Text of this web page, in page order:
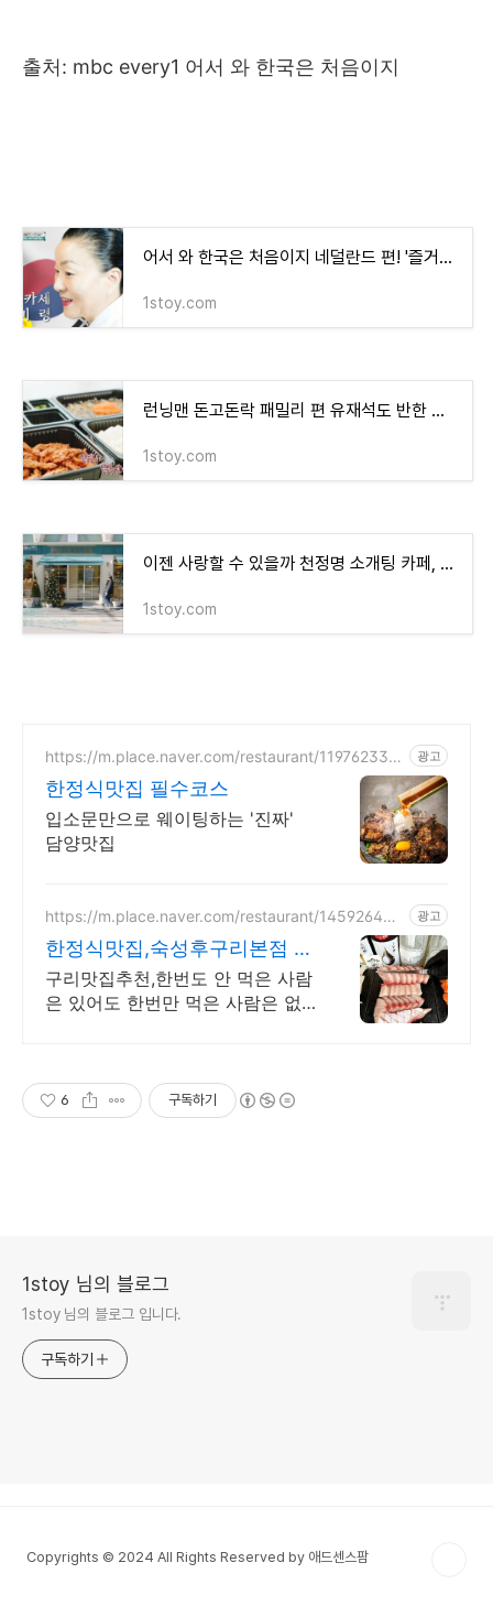
출처: mbc every1 어서 와 한국은 처음이지
어서 와 한국은 처음이지 네덜란드 편! '즐거운 술상'에서 맛보는 이모카세 한 상
1stoy.com
런닝맨 돈고돈락 패밀리 편 유재석도 반한 닭발집, 마탱이 닭발 방학점
1stoy.com
이젠 사랑할 수 있을까 천정명 소개팅 카페, 강남 베이커리 카페 '파티 클리에'
1stoy.com
https://m.place.naver.com/restaurant/119762332
광고
한정식맛집 필수코스
입소문만으로 웨이팅하는 '진짜'
담양맛집
https://m.place.naver.com/restaurant/145926443
광고
한정식맛집,숙성후구리본점 맛
보면 중독되는 숙성회 맛집
구리맛집추천,한번도 안 먹은 사람
은 있어도 한번만 먹은 사람은 없
6 구독하기
1stoy 님의 블로그
1stoy 님의 블로그 입니다.
구독하기
Copyrights © 2024 All Rights Reserved by 애드센스팜